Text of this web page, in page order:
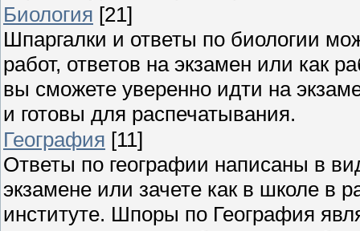
Биология [21]
Шпаргалки и ответы по биологии
работ, ответов на экзамен или как
вы сможете уверенно идти на
и готовы для распечатывания.
География [11]
Ответы по географии написаны в
экзамене или зачете как в школе в
институте. Шпоры по География